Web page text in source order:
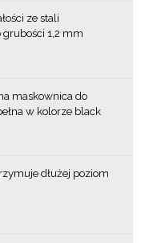
ze stali
grubości 1,2 mm
maskownica do
w kolorze black
dłużej poziom